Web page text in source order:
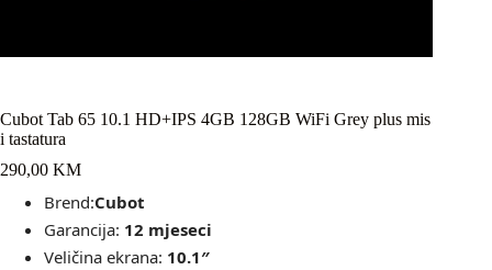
Cubot Tab 65 10.1 HD+IPS 4GB 128GB WiFi Grey plus mis
i tastatura
290,00 KM
Brend:Cubot
Garancija: 12 mjeseci
Veličina ekrana: 10.1″